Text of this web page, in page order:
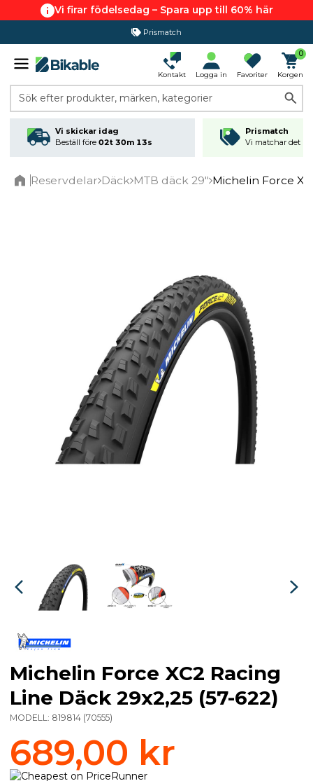
Vi firar födelsedag – Spara upp till 60% här
Prismatch
Kontakt Logga in Favoriter
0
Korgen
Sök efter produkter, märken, kategorier
Vi skickar idag
Beställ före 02t 30m 13s
Prismatch
Vi matchar det
Reservdelar Däck MTB däck 29" Michelin Force
Michelin Force XC2 Racing
Line Däck 29x2,25 (57-622)
MODELL: 819814 (70555)
689,00 kr